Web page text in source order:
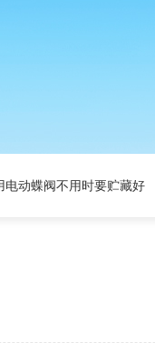
电动蝶阀不用时要贮藏好